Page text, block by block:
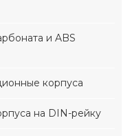
и ABS
корпуса
на DIN-рейку